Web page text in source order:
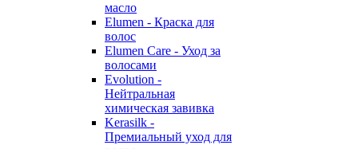
масло
Elumen - Краска для
волос
Elumen Care - Уход за
волосами
Evolution -
Нейтральная
химическая завивка
Kerasilk -
Премиальный уход для